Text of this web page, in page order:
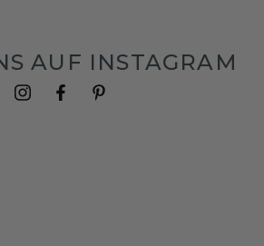
AUF INSTAGRAM